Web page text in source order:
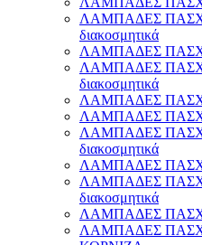
ΛΑΜΠΑΔΕΣ
διακοσμητικά
ΛΑΜΠΑΔΕΣ
ΛΑΜΠΑΔΕΣ
διακοσμητικά
ΛΑΜΠΑΔΕΣ
ΛΑΜΠΑΔΕΣ
ΛΑΜΠΑΔΕΣ
διακοσμητικά
ΛΑΜΠΑΔΕΣ
ΛΑΜΠΑΔΕΣ
διακοσμητικά
ΛΑΜΠΑΔΕΣ
ΛΑΜΠΑΔΕΣ